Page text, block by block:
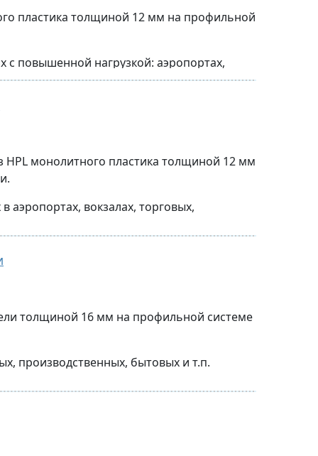
опорных ножек и петель
производителя
опорных ножек и петель
перегородки.
производителя
пластика толщиной 12 мм на профильной
повышенной нагрузкой: аэропортах,
с соответствующими элементами
HPL монолитного пластика толщиной 12 мм
вокзалах, торговых,
с соответствующими элементами
толщиной 16 мм на профильной системе
производственных, бытовых и т.п.
полностью влагостойких